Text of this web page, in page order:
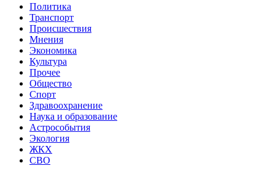
Политика
Транспорт
Происшествия
Мнения
Экономика
Культура
Прочее
Общество
Спорт
Здравоохранение
Наука и образование
Астрособытия
Экология
ЖКХ
СВО